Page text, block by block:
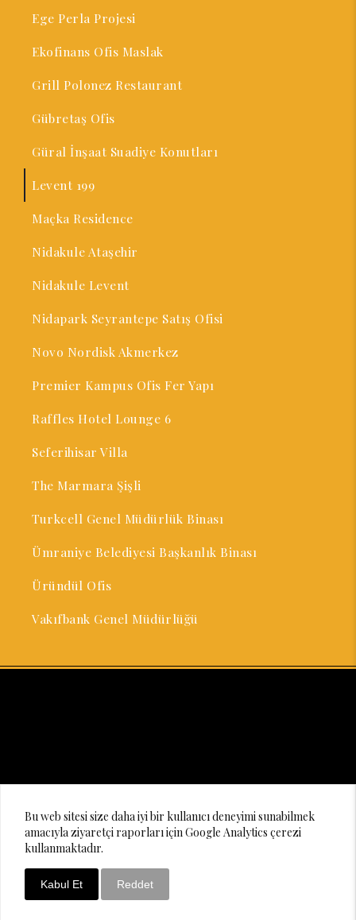
Ege Perla Projesi
Ekofinans Ofis Maslak
Grill Polonez Restaurant
Gübretaş Ofis
Güral İnşaat Suadiye Konutları
Levent 199
Maçka Residence
Nidakule Ataşehir
Nidakule Levent
Nidapark Seyrantepe Satış Ofisi
Novo Nordisk Akmerkez
Premier Kampus Ofis Fer Yapı
Raffles Hotel Lounge 6
Seferihisar Villa
The Marmara Şişli
Turkcell Genel Müdürlük Binası
Ümraniye Belediyesi Başkanlık Binası
Üründül Ofis
Vakıfbank Genel Müdürlüğü
Bu web sitesi size daha iyi bir kullanıcı deneyimi sunabilmek
amacıyla ziyaretçi raporları için Google Analytics çerezi
kullanmaktadır.
Kabul Et Reddet
Bizi Arayın
© 2020 Lighting Design Studio